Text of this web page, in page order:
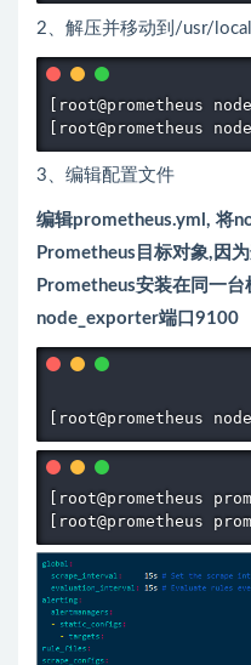
2、解压并移动到/usr/local
[root@prometheus
[root@prometheus
3、编辑配置文件
编辑prometheus.yml, 将
Prometheus目标对象,因
Prometheus安装在同一
node_exporter端口9100
[root@prometheus
[root@prometheus
[root@prometheus